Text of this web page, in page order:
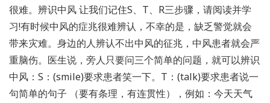
很难。辨识中风 让我们记住S、T、R三步骤，请阅读并学
习!有时候中风的症兆很难辨认，不幸的是，缺乏警觉就会
带来灾难。身边的人辨认不出中风的征兆，中风患者就会严
重脑伤。医生说，旁人只要问三个简单的问题，就可以辨识
中风：S：(smile)要求患者笑一下。T：(talk)要求患者说一
句简单的句子 （要有条理，有连贯性），例如：今天天气